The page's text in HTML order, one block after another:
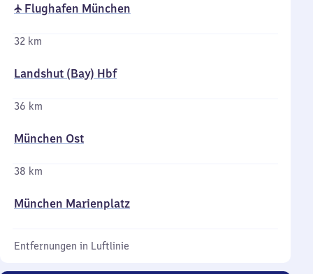
✈ Flughafen München
32 km
Landshut (Bay) Hbf
36 km
München Ost
38 km
München Marienplatz
Entfernungen in Luftlinie